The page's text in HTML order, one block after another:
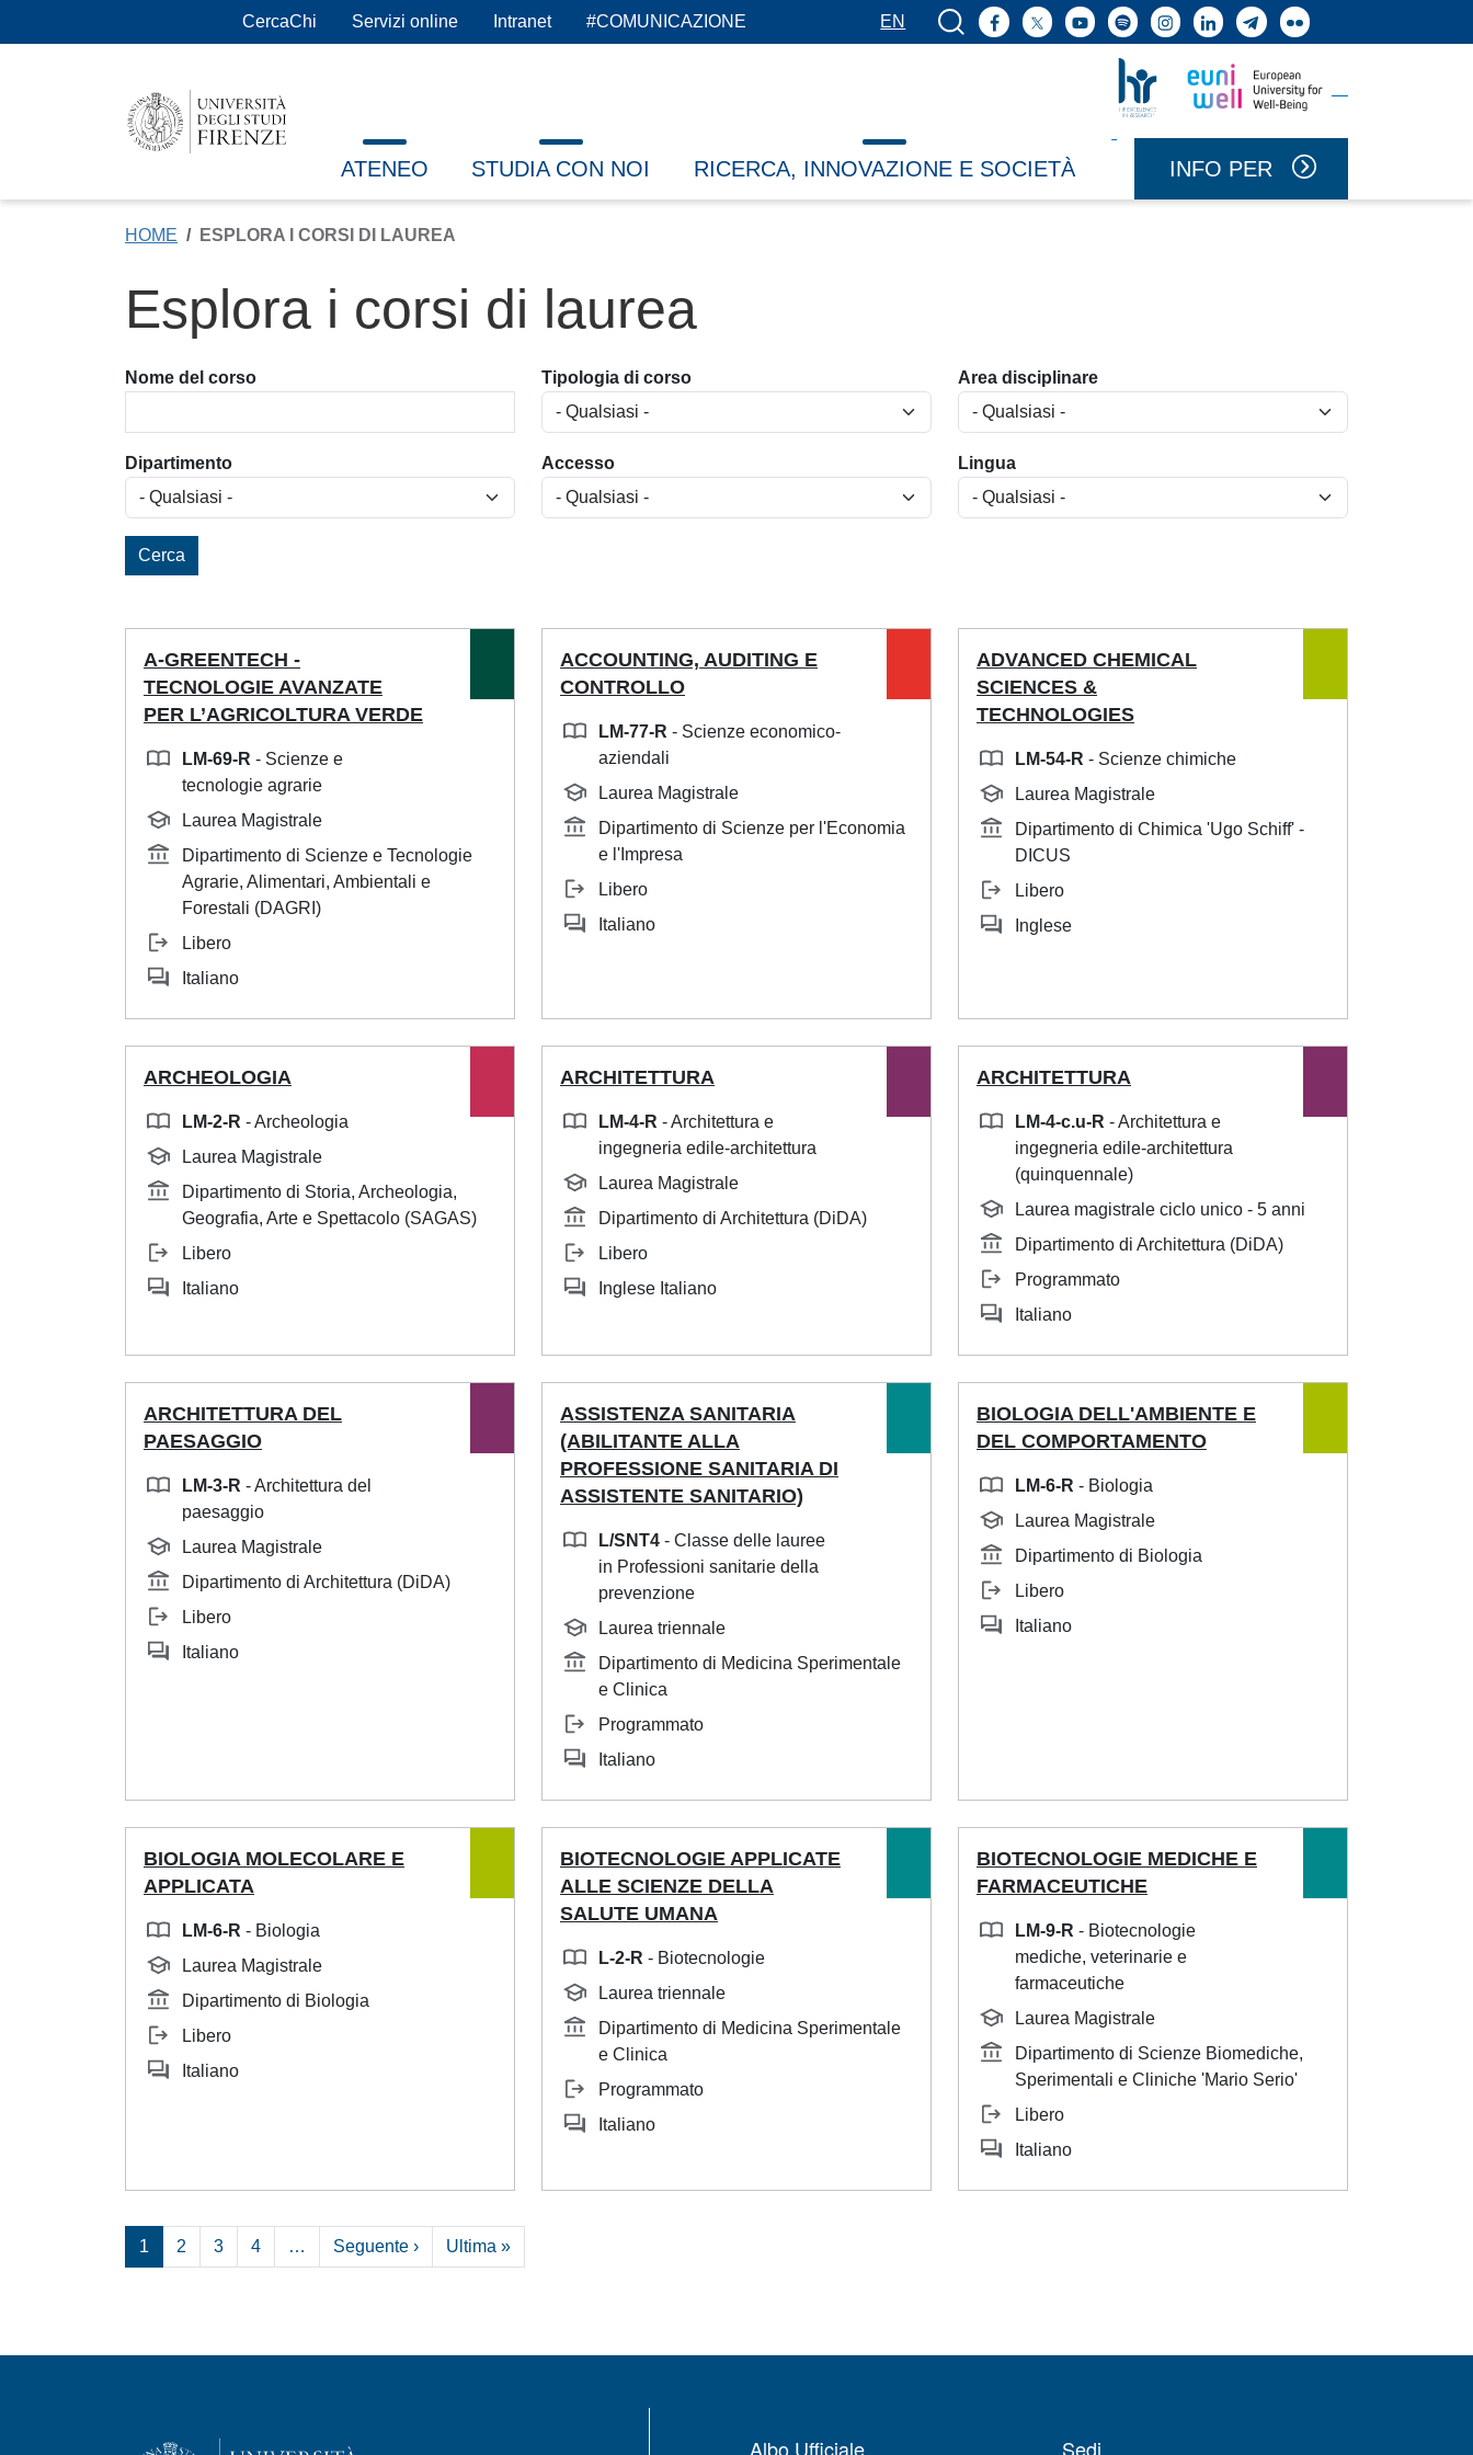
CercaChi Servizi online Intranet #COMUNICAZIONE EN Bottone cerca
Facebook
X YouTube
SpotifyInstagram
LinkedInTelegram
Flickr
ATENEO STUDIA CON NOI RICERCA, INNOVAZIONE E SOCIETÀ INFO PER
HOME ESPLORA I CORSI DI LAUREA
Esplora i corsi di laurea
Nome del corso Tipologia di corso Area disciplinare
Dipartimento Accesso Lingua
Cerca
A-GREENTECH -
TECNOLOGIE AVANZATE
PER L’AGRICOLTURA VERDE
LM-69-R- Scienze e
tecnologie agrarie
Laurea Magistrale
Dipartimento di Scienze e Tecnologie
Agrarie, Alimentari, Ambientali e
Forestali (DAGRI)
Libero
Italiano
ACCOUNTING, AUDITING E
CONTROLLO
LM-77-R- Scienze economico-
aziendali
Laurea Magistrale
Dipartimento di Scienze per l'Economia
e l'Impresa
Libero
Italiano
ADVANCED CHEMICAL
SCIENCES &
TECHNOLOGIES
LM-54-R- Scienze chimiche
Laurea Magistrale
Dipartimento di Chimica 'Ugo Schiff' -
DICUS
Libero
Inglese
ARCHEOLOGIA
LM-2-R- Archeologia
Laurea Magistrale
Dipartimento di Storia, Archeologia,
Geografia, Arte e Spettacolo (SAGAS)
Libero
Italiano
ARCHITETTURA
LM-4-R- Architettura e
ingegneria edile-architettura
Laurea Magistrale
Dipartimento di Architettura (DiDA)
Libero
Inglese Italiano
ARCHITETTURA
LM-4-c.u-R- Architettura e
ingegneria edile-architettura
(quinquennale)
Laurea magistrale ciclo unico - 5 anni
Dipartimento di Architettura (DiDA)
Programmato
Italiano
ARCHITETTURA DEL
PAESAGGIO
LM-3-R- Architettura del
paesaggio
Laurea Magistrale
Dipartimento di Architettura (DiDA)
Libero
Italiano
ASSISTENZA SANITARIA
(ABILITANTE ALLA
PROFESSIONE SANITARIA DI
ASSISTENTE SANITARIO)
L/SNT4- Classe delle lauree
in Professioni sanitarie della
prevenzione
Laurea triennale
Dipartimento di Medicina Sperimentale
e Clinica
Programmato
Italiano
BIOLOGIA DELL'AMBIENTE E
DEL COMPORTAMENTO
LM-6-R- Biologia
Laurea Magistrale
Dipartimento di Biologia
Libero
Italiano
BIOLOGIA MOLECOLARE E
APPLICATA
LM-6-R- Biologia
Laurea Magistrale
Dipartimento di Biologia
Libero
Italiano
BIOTECNOLOGIE APPLICATE
ALLE SCIENZE DELLA
SALUTE UMANA
L-2-R- Biotecnologie
Laurea triennale
Dipartimento di Medicina Sperimentale
e Clinica
Programmato
Italiano
BIOTECNOLOGIE MEDICHE E
FARMACEUTICHE
LM-9-R- Biotecnologie
mediche, veterinarie e
farmaceutiche
Laurea Magistrale
Dipartimento di Scienze Biomediche,
Sperimentali e Cliniche 'Mario Serio'
Libero
Italiano
1 2 3 4 … Seguente ›Pagina successiva
Ultima »Ultima pagina
Albo Ufficiale Sedi